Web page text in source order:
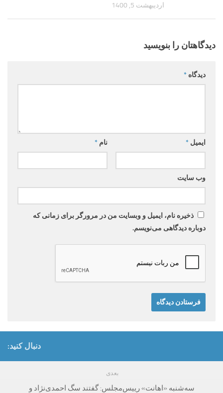
اردیبهشت 5, 1400
دیدگاهتان را بنویسید
دیدگاه *
نام * ایمیل *
وب‌ سایت
ذخیره نام، ایمیل و وبسایت من در مرورگر برای زمانی که
دوباره دیدگاهی می‌نویسم.
دنبال کنید:
بعدی
سه‌شنبه «اهانت» رییس‌مجلس: گفتند سگ احمدی‌نژاد و